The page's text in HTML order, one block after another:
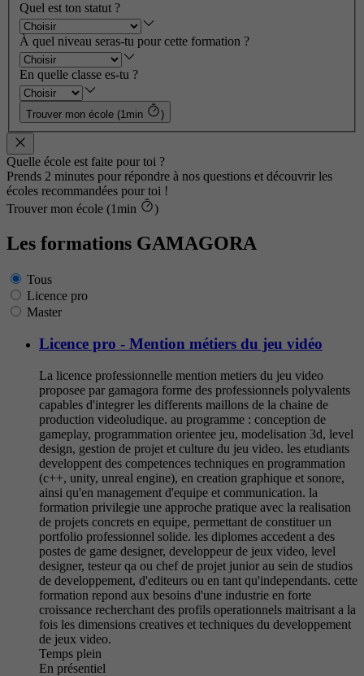
Quel est ton statut ?
À quel niveau seras-tu pour cette formation ?
En quelle classe es-tu ?
Trouver mon école (1min )
Quelle école est faite pour toi ?
Prends 2 minutes pour répondre à nos questions et découvrir les
écoles recommandées pour toi !
Trouver mon école (1min
)
Les formations GAMAGORA
Tous
Licence pro
Master
Licence pro - Mention métiers du jeu vidéo
La licence professionnelle mention metiers du jeu video
proposee par gamagora forme des professionnels polyvalents
capables d'integrer les differents maillons de la chaine de
production videoludique. au programme : conception de
gameplay, programmation orientee jeu, modelisation 3d, level
design, gestion de projet et culture du jeu video. les etudiants
developpent des competences techniques en programmation
(c++, unity, unreal engine), en creation graphique et sonore,
ainsi qu'en management d'equipe et communication. la
formation privilegie une approche pratique avec la realisation
de projets concrets en equipe, permettant de constituer un
portfolio professionnel solide. les diplomes accedent a des
postes de game designer, developpeur de jeux video, level
designer, testeur qa ou chef de projet junior au sein de studios
de developpement, d'editeurs ou en tant qu'independants. cette
formation repond aux besoins d'une industrie en forte
croissance recherchant des profils operationnels maitrisant a la
fois les dimensions creatives et techniques du developpement
de jeux video.
Temps plein
En présentiel